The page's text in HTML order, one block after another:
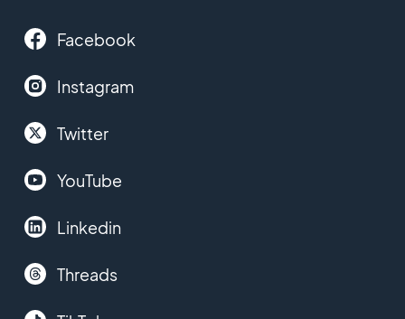
Facebook
Instagram
Twitter
YouTube
Linkedin
Threads